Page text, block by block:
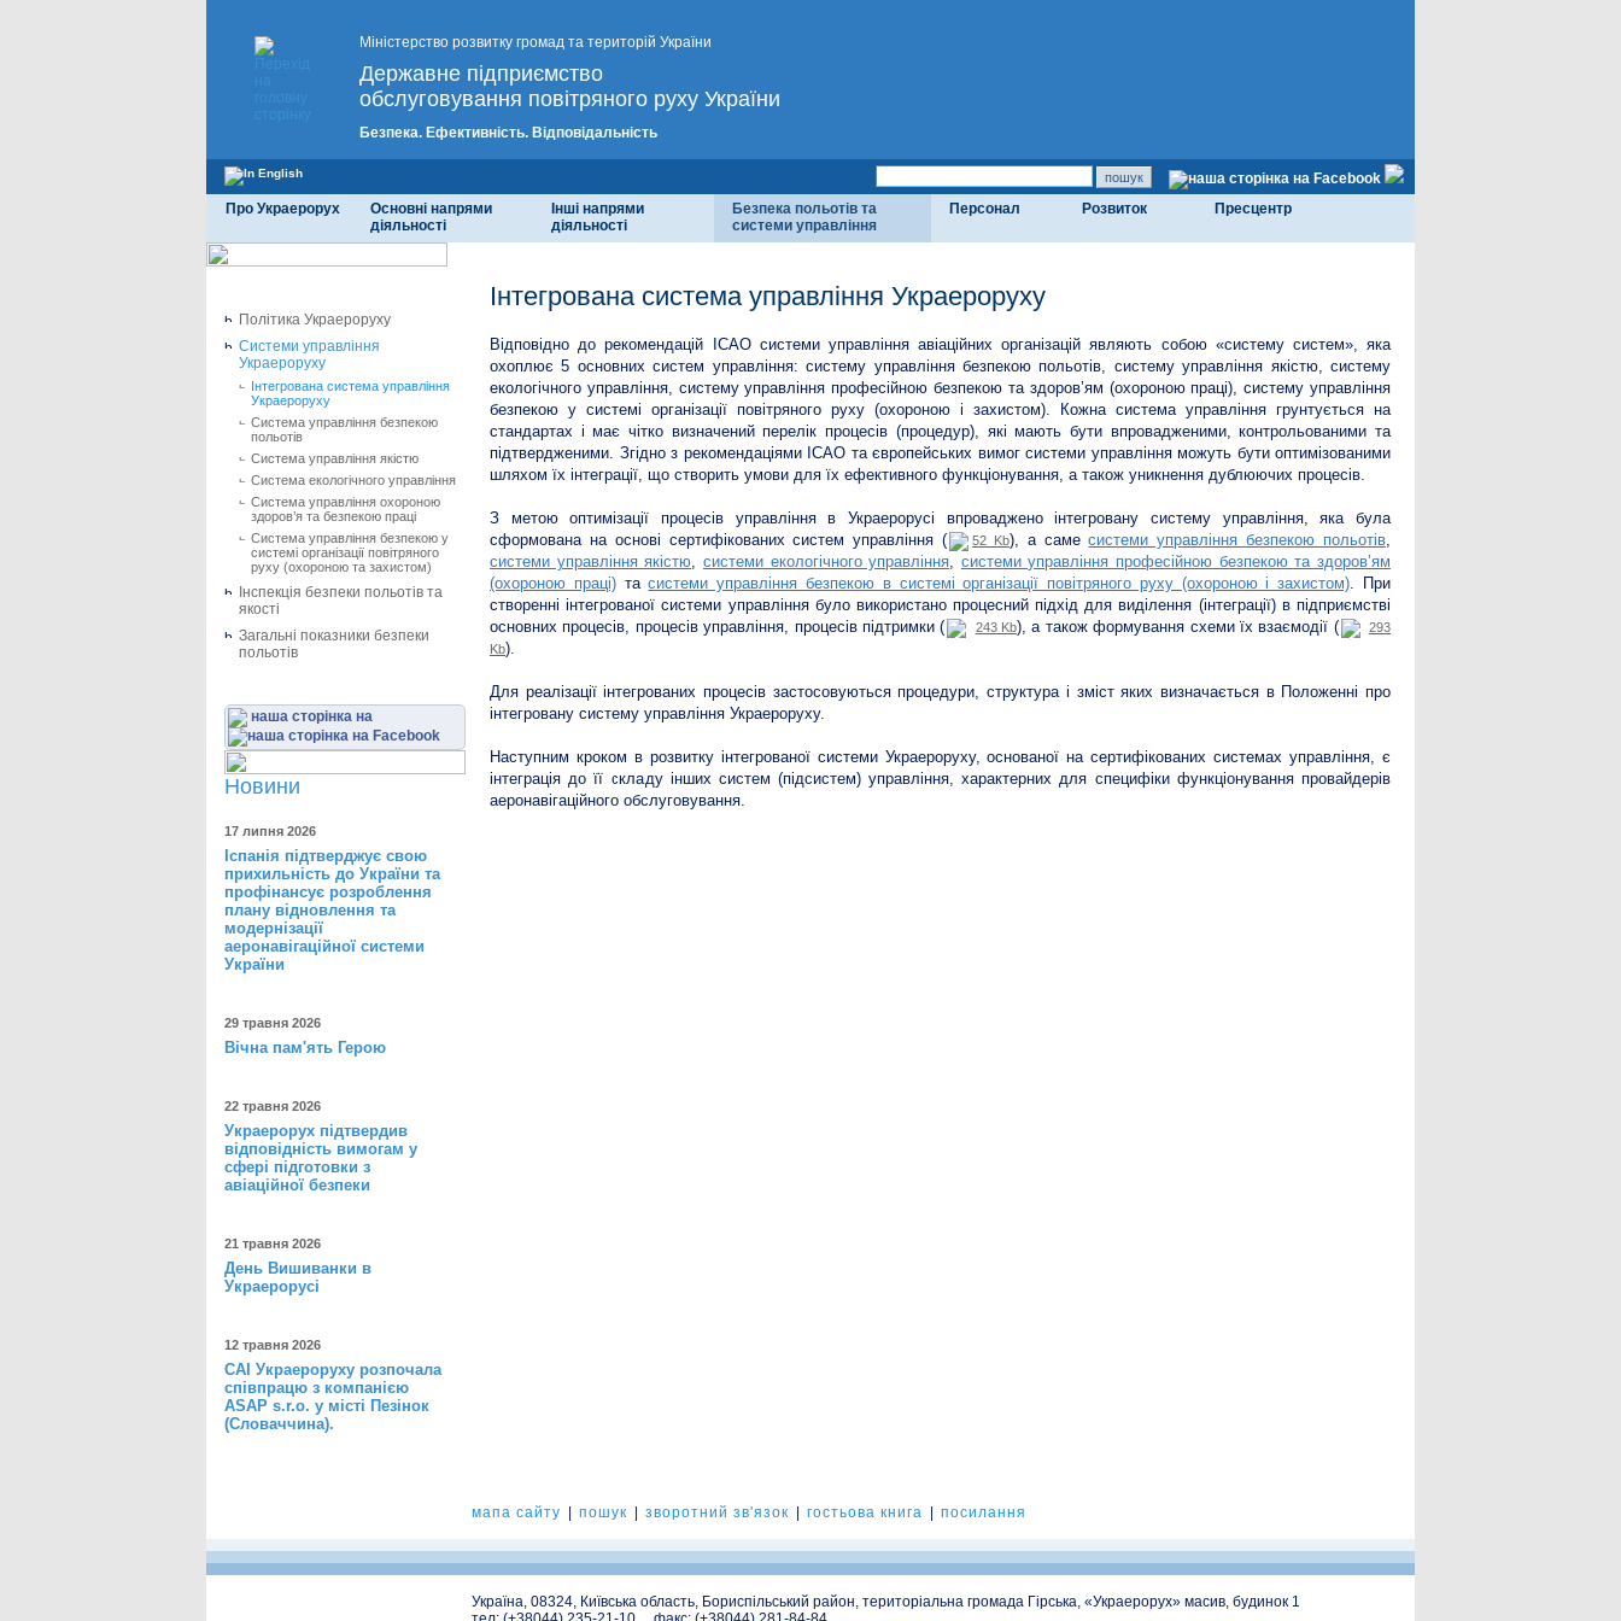
Міністерство розвитку громад та територій України
Державне підприємство
обслуговування повітряного руху України
Безпека. Ефективність. Відповідальність
Про Украерорух
Основні напрями
діяльності
Інші напрями
діяльності
Безпека польотів та
системи управління
Персонал Розвиток Пресцентр
Політика Украероруху
Системи управління
Украероруху
Інтегрована система управління
Украероруху
Система управління безпекою
польотів
Система управління якістю
Система екологічного управління
Система управління охороною
здоров’я та безпекою праці
Система управління безпекою у
системі організації повітряного
руху (охороною та захистом)
Інспекція безпеки польотів та
якості
Загальні показники безпеки
польотів
наша сторінка на
Новини
17 липня 2026
Іспанія підтверджує свою
прихильність до України та
профінансує розроблення
плану відновлення та
модернізації
аеронавігаційної системи
України
29 травня 2026
Вічна пам'ять Герою
22 травня 2026
Украерорух підтвердив
відповідність вимогам у
сфері підготовки з
авіаційної безпеки
21 травня 2026
День Вишиванки в
Украерорусі
12 травня 2026
САІ Украероруху розпочала
співпрацю з компанією
ASAP s.r.o. у місті Пезінок
(Словаччина).
Інтегрована система управління Украероруху
Відповідно до рекомендацій ІСАО системи управління авіаційних організацій являють собою «систему систем», яка
охоплює 5 основних систем управління: систему управління безпекою польотів, систему управління якістю, систему
екологічного управління, систему управління професійною безпекою та здоров’ям (охороною праці), систему управління
безпекою у системі організації повітряного руху (охороною і захистом). Кожна система управління грунтується на
стандартах і має чітко визначений перелік процесів (процедур), які мають бути впровадженими, контрольованими та
підтвердженими. Згідно з рекомендаціями ІСАО та європейських вимог системи управління можуть бути оптимізованими
шляхом їх інтеграції, що створить умови для їх ефективного функціонування, а також уникнення дублюючих процесів.
З метою оптимізації процесів управління в Украерорусі впроваджено інтегровану систему управління, яка була
сформована на основі сертифікованих систем управління (
52 Kb), а самесистеми управління безпекою польотів,
системи управління якістю, системи екологічного управління, системи управління професійною безпекою та здоров’ям
(охороною праці)тасистеми управління безпекою в системі організації повітряного руху (охороною і захистом). При
створенні інтегрованої системи управління було використано процесний підхід для виділення (інтеграції) в підприємстві
основних процесів, процесів управління, процесів підтримки (
243 Kb), а також формування схеми їх взаємодії (
293
Kb).
Для реалізації інтегрованих процесів застосовуються процедури, структура і зміст яких визначається в Положенні про
інтегровану систему управління Украероруху.
Наступним кроком в розвитку інтегрованої системи Украероруху, основаної на сертифікованих системах управління, є
інтеграція до її складу інших систем (підсистем) управління, характерних для специфіки функціонування провайдерів
аеронавігаційного обслуговування.
мапа сайту пошук зворотний зв'язок гостьова книга посилання
Україна, 08324, Київська область, Бориспільський район, територіальна громада Гірська, «Украерорух» масив, будинок 1